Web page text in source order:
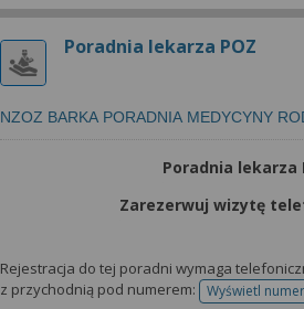
Poradnia lekarza POZ
NZOZ BARKA PORADNIA MEDYCYNY
Poradnia lekarza
Zarezerwuj wizytę
Rejestracja do tej poradni wymaga
z przychodnią pod numerem:
Wyświetl numer